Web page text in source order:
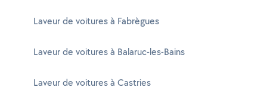
Laveur de voitures à Fabrègues
Laveur de voitures à Balaruc-les-Bains
Laveur de voitures à Castries